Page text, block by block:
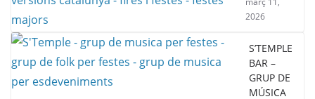
2026
S’TEMPLE
BAR –
GRUP DE
MÚSICA